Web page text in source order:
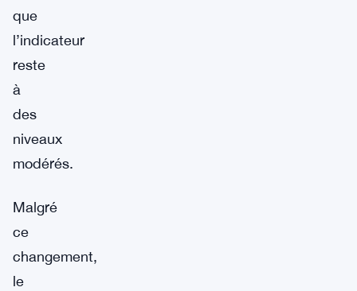
que
l’indicateur
reste
à
des
niveaux
modérés.
Malgré
ce
changement,
le